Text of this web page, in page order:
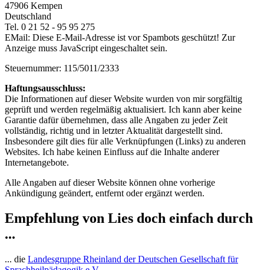
47906 Kempen
Deutschland
Tel. 0 21 52 - 95 95 275
EMail: Diese E-Mail-Adresse ist vor Spambots geschützt! Zur
Anzeige muss JavaScript eingeschaltet sein.
Steuernummer: 115/5011/2333
Haftungsausschluss:
Die Informationen auf dieser Website wurden von mir sorgfältig
geprüft und werden regelmäßig aktualisiert. Ich kann aber keine
Garantie dafür übernehmen, dass alle Angaben zu jeder Zeit
vollständig, richtig und in letzter Aktualität dargestellt sind.
Insbesondere gilt dies für alle Verknüpfungen (Links) zu anderen
Websites. Ich habe keinen Einfluss auf die Inhalte anderer
Internetangebote.
Alle Angaben auf dieser Website können ohne vorherige
Ankündigung geändert, entfernt oder ergänzt werden.
Empfehlung von Lies doch einfach durch
...
... die Landesgruppe Rheinland der Deutschen Gesellschaft für